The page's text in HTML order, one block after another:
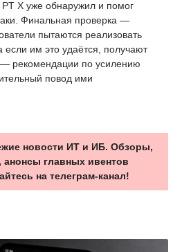
X уже обнаружил и помог
Финальная проверка —
пытаются реализовать
если им это удаётся, получают
— рекомендации по усилению
повод ими
новости ИТ и ИБ. Обзоры,
анонсы главных ивентов
на телеграм-канал!